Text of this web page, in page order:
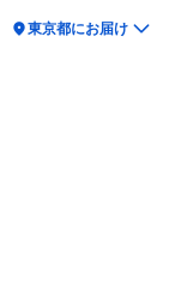
location_on東京都にお届け